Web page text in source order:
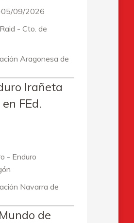
09/2026
- Cto. de
Aragonesa de
Irañeta
FEd.
- Enduro
Navarra de
de